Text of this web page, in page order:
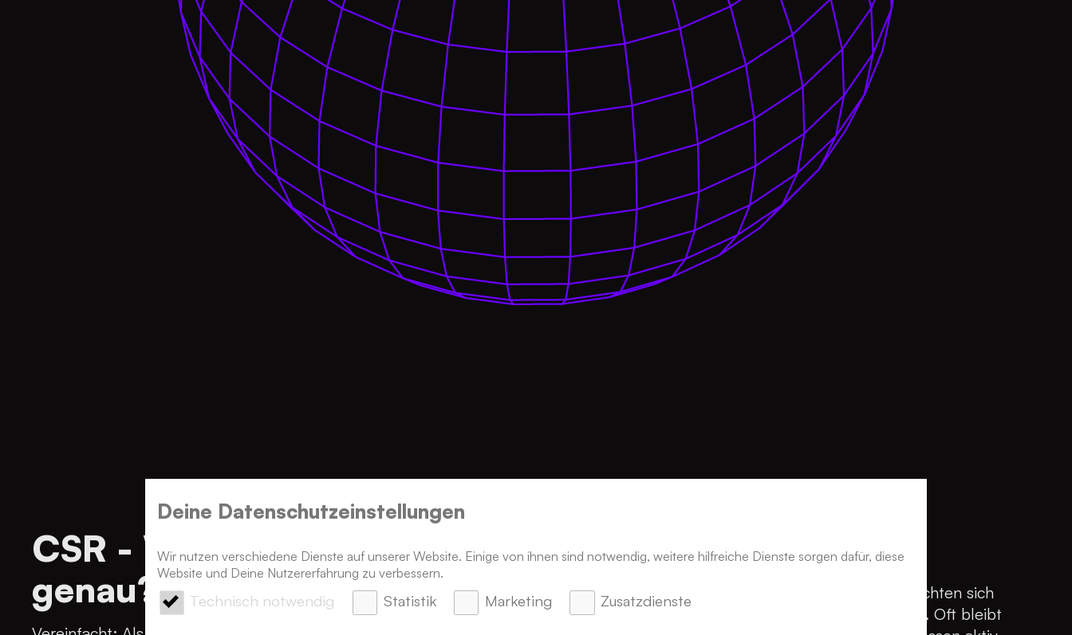
Deine Datenschutz­einstellungen
Wir nutzen verschiedene Dienste auf unserer Website. Einige von ihnen sind notwendig, weitere hilfreiche Dienste sorgen dafür, diese
Website und Deine Nutzererfahrung zu verbessern.
Technisch notwendig Statistik Marketing Zusatzdienste
CSR - Was bedeutet das
genau?
Ehrlich handeln
CSR ist freiwillig und unverbindlich. Unternehmen verpflichten sich
selbst, höhere Standards als die gesetzlichen einzuhalten. Oft bleibt